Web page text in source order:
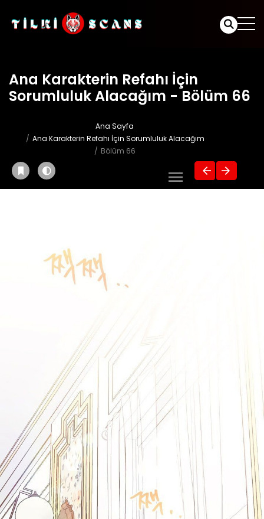
Ana Karakterin Refahı İçin
Sorumluluk Alacağım - Bölüm 66
Ana Sayfa
Ana Karakterin Refahı İçin Sorumluluk Alacağım
Bölüm 66